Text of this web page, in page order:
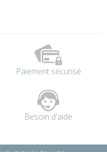
Paiement sécurisé
Besoin d'aide